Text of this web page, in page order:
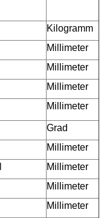
Kilogramm
Millimeter
Millimeter
Millimeter
Millimeter
Grad
Millimeter
Millimeter
Millimeter
Millimeter